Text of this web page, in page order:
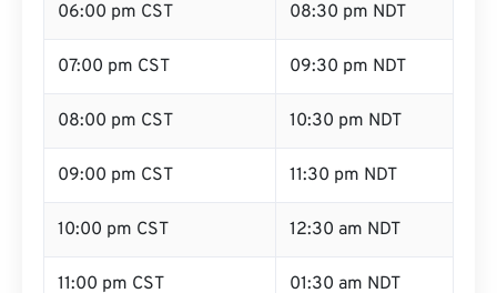
06:00 pm CST 08:30 pm NDT
07:00 pm CST 09:30 pm NDT
08:00 pm CST 10:30 pm NDT
09:00 pm CST 11:30 pm NDT
10:00 pm CST 12:30 am NDT
11:00 pm CST 01:30 am NDT